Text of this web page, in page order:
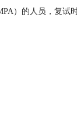
）的人员，复试